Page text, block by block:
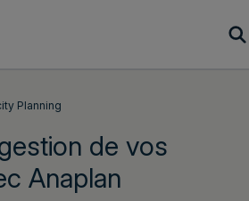
Planning
de vos
Anaplan